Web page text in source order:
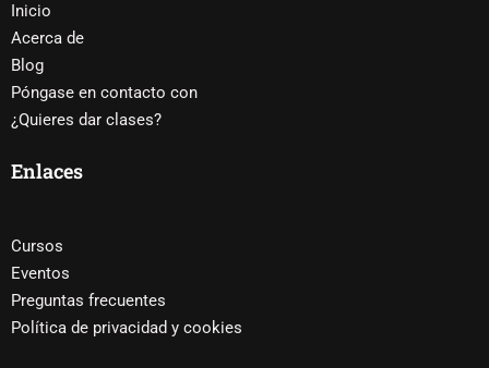
Inicio
Acerca de
Blog
Póngase en contacto con
¿Quieres dar clases?
Enlaces
Cursos
Eventos
Preguntas frecuentes
Política de privacidad y cookies